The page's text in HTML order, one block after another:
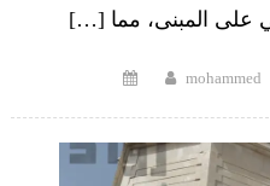
على المبنى، مما […]
Posted Author
mohammed